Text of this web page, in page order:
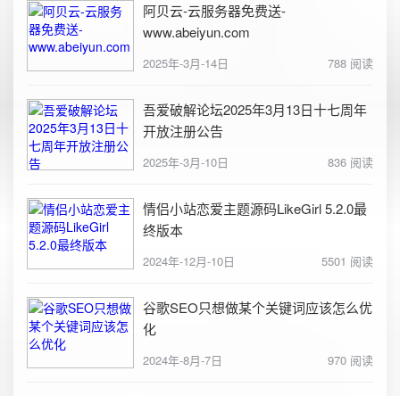
阿贝云-云服务器免费送-
www.abeiyun.com
2025年-3月-14日 788 阅读
吾爱破解论坛2025年3月13日十七周年
开放注册公告
2025年-3月-10日 836 阅读
情侣小站恋爱主题源码LikeGirl 5.2.0最
终版本
2024年-12月-10日 5501 阅读
谷歌SEO只想做某个关键词应该怎么优
化
2024年-8月-7日 970 阅读